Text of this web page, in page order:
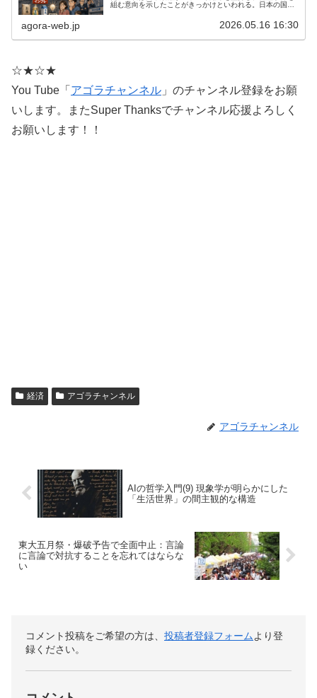
組む意向を示したことがきっかけといわれる。日本の国債
agora-web.jp 2026.05.16 16:30
☆★☆★
You Tube「 アゴラチャンネル 」のチャンネル登録をお願
いします。またSuper Thanksでチャンネル応援よろしく
お願いします！！
経済 アゴラチャンネル
アゴラチャンネル
AIの哲学入門(9) 現象学が明らかにした
「生活世界」の間主観的な構造
東大五月祭・爆破予告で全面中止：言論
に言論で対抗することを忘れてはならな
い
コメント投稿をご希望の方は、 投稿者登録フォーム より登
録ください。